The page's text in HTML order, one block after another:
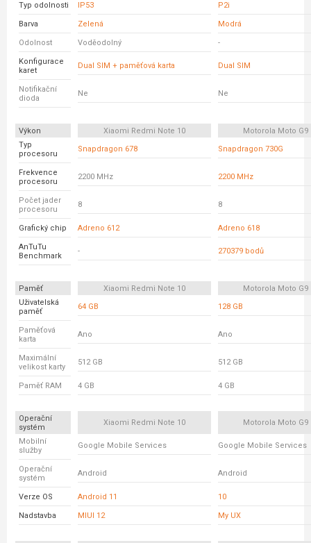
Typ odolnosti IP53 P2i
Barva Zelená Modrá
Odolnost Voděodolný -
Konfigurace
karet
Dual SIM + paměťová karta Dual SIM
Notifikační
dioda
Ne Ne
Výkon Xiaomi Redmi Note 10
Motorola Moto G9
Typ
procesoru
Snapdragon 678 Snapdragon 730G
Frekvence
procesoru
2200 MHz 2200 MHz
Počet jader
procesoru
8 8
Grafický chip Adreno 612 Adreno 618
AnTuTu
Benchmark
- 270379 bodů
Paměť Xiaomi Redmi Note 10
Motorola Moto G9
Uživatelská
paměť
64 GB 128 GB
Paměťová
karta
Ano Ano
Maximální
velikost karty
512 GB 512 GB
Paměť RAM 4 GB 4 GB
Operační
systém
Xiaomi Redmi Note 10 Motorola Moto G9
Mobilní
služby
Google Mobile Services Google Mobile Services
Operační
systém
Android Android
Verze OS Android 11 10
Nadstavba MIUI 12 My UX